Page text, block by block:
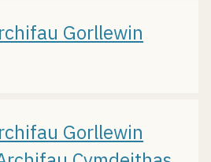
Gorllewin
Gorllewin